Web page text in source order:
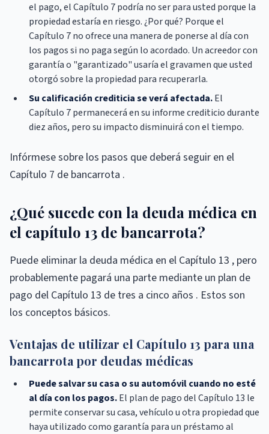
el pago, el Capítulo 7 podría no ser para usted porque la
propiedad estaría en riesgo. ¿Por qué? Porque el
Capítulo 7 no ofrece una manera de ponerse al día con
los pagos si no paga según lo acordado. Un acreedor con
garantía o "garantizado" usaría el gravamen que usted
otorgó sobre la propiedad para recuperarla.
Su calificación crediticia se verá afectada.El
Capítulo 7 permanecerá en su informe crediticio durante
diez años, pero su impacto disminuirá con el tiempo.
Infórmese sobre los pasos que deberá seguir en el
Capítulo 7 de bancarrota .
¿Qué sucede con la deuda médica en
el capítulo 13 de bancarrota?
Puede eliminar la deuda médica en el Capítulo 13 , pero
probablemente pagará una parte mediante un plan de
pago del Capítulo 13 de tres a cinco años . Estos son
los conceptos básicos.
Ventajas de utilizar el Capítulo 13 para una
bancarrota por deudas médicas
Puede salvar su casa o su automóvil cuando no esté
al día con los pagos.El plan de pago del Capítulo 13 le
permite conservar su casa, vehículo u otra propiedad que
haya utilizado como garantía para un préstamo al